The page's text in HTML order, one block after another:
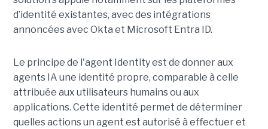
d’identité existantes, avec des intégrations
annoncées avec Okta et Microsoft Entra ID.
Le principe de l'agent Identity est de donner aux
agents IA une identité propre, comparable à celle
attribuée aux utilisateurs humains ou aux
applications. Cette identité permet de déterminer
quelles actions un agent est autorisé à effectuer et